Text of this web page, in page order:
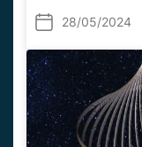
28/05/2024